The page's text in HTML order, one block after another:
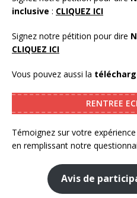
inclusive : CLIQUEZ ICI
Signez notre pétition pour dire
CLIQUEZ ICI
Vous pouvez aussi la
RENTREE
Témoignez sur votre
en remplissant notre
Avis de